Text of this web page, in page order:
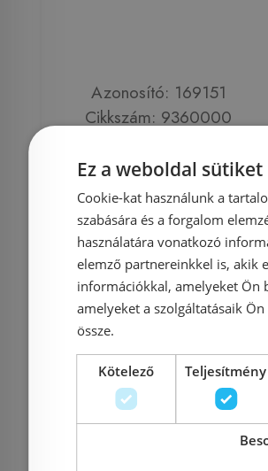
Azonosító: 169151
Cikkszám: 9360000
120 410 Ft 108 369 Ft
Kosárba
-10%
Rendelésre
Ez a weboldal sütiket
Cookie-kat használunk a
szabására és a forgalom
használatára vonatkozó
elemző partnereinkkel is, akik
információkkal, amelyeket Ön
amelyeket a szolgáltatásaik
össze.
Kötelező Teljesítmény